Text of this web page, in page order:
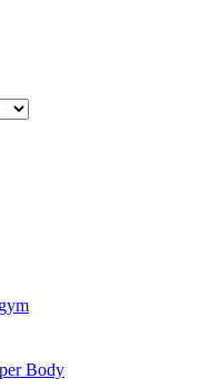
Body